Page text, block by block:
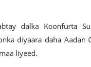
dalka Koonfurta
diyaara daha Aadan
liyeed.